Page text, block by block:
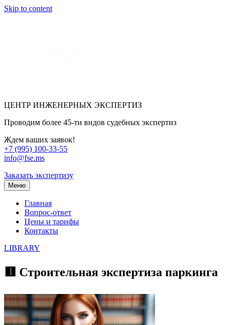
Skip to content
ЦЕНТР ИНЖЕНЕРНЫХ ЭКСПЕРТИЗ
Проводим более 45-ти видов судебных экспертиз
Ждем ваших заявок!
+7 (995) 100-33-55
info@fse.ms
Заказать экспертизу
Меню
Главная
Вопрос-ответ
Цены и тарифы
Контакты
LIBRARY
🟥 Строительная экспертиза паркинга